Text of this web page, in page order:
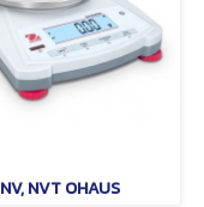
NV, NVT OHAUS